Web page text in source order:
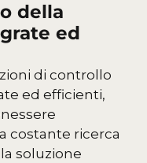
della
ed
di controllo
ed efficienti,
costante ricerca
soluzione